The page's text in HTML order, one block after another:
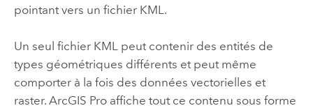
pointant vers un fichier KML.
Un seul fichier KML peut contenir des entités de
types géométriques différents et peut même
comporter à la fois des données vectorielles et
raster. ArcGIS Proaffiche tout ce contenu sous forme